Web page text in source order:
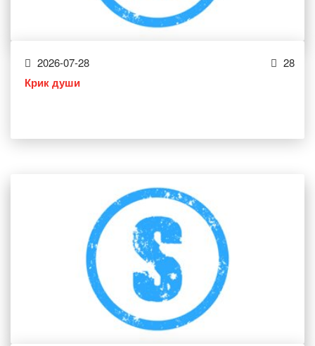
2026-07-28 28
Крик души